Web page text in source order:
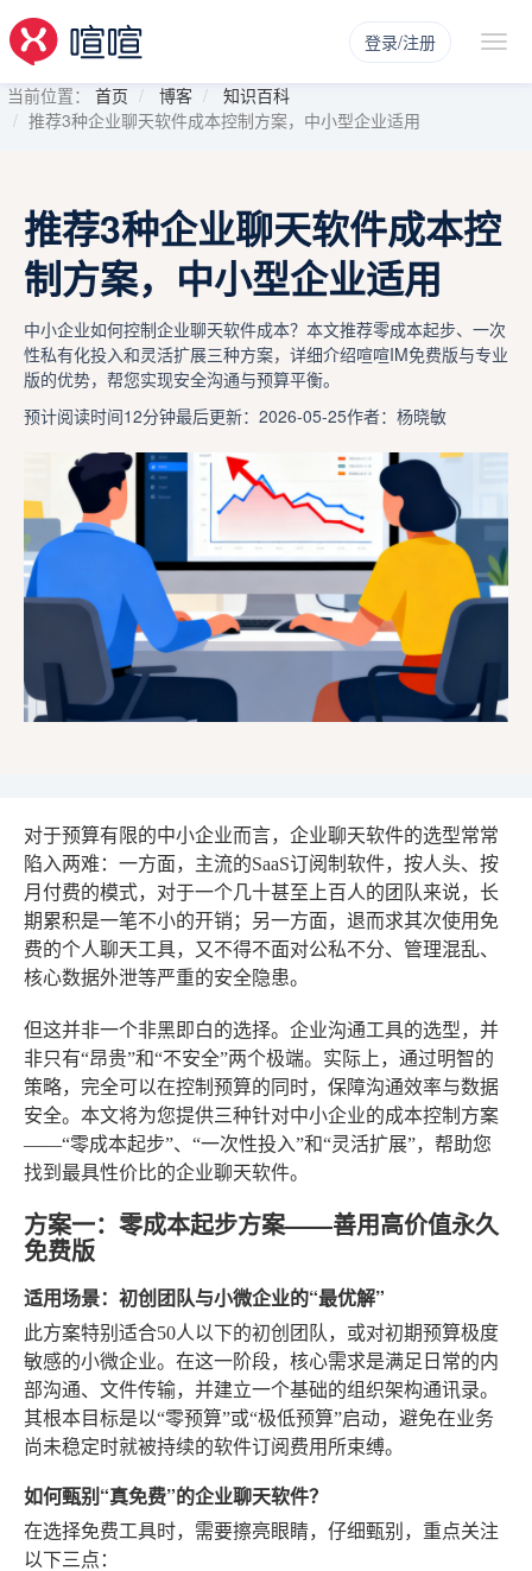
登录/注册
当前位置： 首页 博客
知识百科
推荐3种企业聊天软件成本控制方案，中小型企业适用
推荐3种企业聊天软件成本控
制方案，中小型企业适用
中小企业如何控制企业聊天软件成本？本文推荐零成本起步、一次
性私有化投入和灵活扩展三种方案，详细介绍喧喧IM免费版与专业
版的优势，帮您实现安全沟通与预算平衡。
预计阅读时间12分钟最后更新：2026-05-25作者：杨晓敏
对于预算有限的中小企业而言，企业聊天软件的选型常常
陷入两难：一方面，主流的SaaS订阅制软件，按人头、按
月付费的模式，对于一个几十甚至上百人的团队来说，长
期累积是一笔不小的开销；另一方面，退而求其次使用免
费的个人聊天工具，又不得不面对公私不分、管理混乱、
核心数据外泄等严重的安全隐患。
但这并非一个非黑即白的选择。企业沟通工具的选型，并
非只有“昂贵”和“不安全”两个极端。实际上，通过明智的
策略，完全可以在控制预算的同时，保障沟通效率与数据
安全。本文将为您提供三种针对中小企业的成本控制方案
——“零成本起步”、“一次性投入”和“灵活扩展”，帮助您
找到最具性价比的企业聊天软件。
方案一：零成本起步方案——善用高价值永久
免费版
适用场景：初创团队与小微企业的“最优解”
此方案特别适合50人以下的初创团队，或对初期预算极度
敏感的小微企业。在这一阶段，核心需求是满足日常的内
部沟通、文件传输，并建立一个基础的组织架构通讯录。
其根本目标是以“零预算”或“极低预算”启动，避免在业务
尚未稳定时就被持续的软件订阅费用所束缚。
如何甄别“真免费”的企业聊天软件？
在选择免费工具时，需要擦亮眼睛，仔细甄别，重点关注
以下三点：